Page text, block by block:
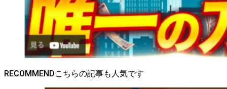
RECOMMEND